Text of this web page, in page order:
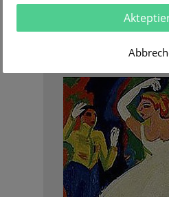
Portrait of the poet
Order